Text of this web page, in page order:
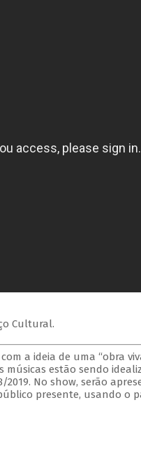
Cultural.
a ideia de uma “obra
músicas estão sendo
No show, serão
presente, usando o